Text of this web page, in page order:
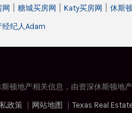
网 | 糖城买房网 | Katy买房网 | 休斯
纪人Adam
顿地产相关信息，由资深休斯顿
政策 ｜ 网站地图 ｜ Texas Real